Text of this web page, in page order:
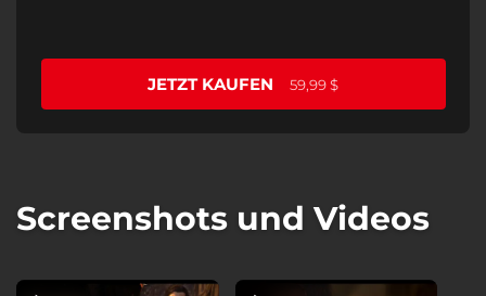
JETZT KAUFEN 59,99 $
Screenshots und Videos